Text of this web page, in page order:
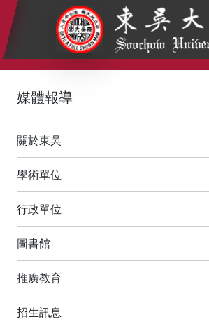
:::
媒體報導
關於東吳
學術單位
行政單位
圖書館
推廣教育
招生訊息